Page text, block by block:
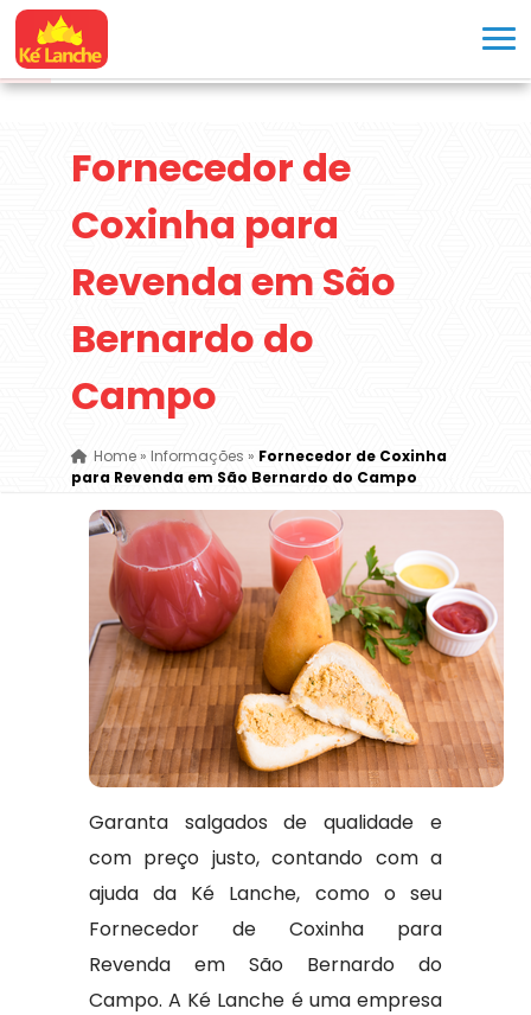
Fornecedor de
Coxinha para
Revenda em São
Bernardo do
Campo
Home» Informações » Fornecedor de Coxinha
para Revenda em São Bernardo do Campo
Garanta salgados de qualidade e
com preço justo, contando com a
ajuda da Ké Lanche, como o seu
Fornecedor de Coxinha para
Revenda em São Bernardo do
Campo. A Ké Lanche é uma empresa